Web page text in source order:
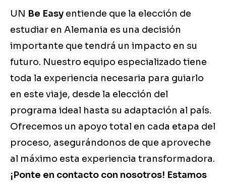
UN Be Easy entiende que la elección de
estudiar en Alemania es una decisión
importante que tendrá un impacto en su
futuro. Nuestro equipo especializado tiene
toda la experiencia necesaria para guiarlo
en este viaje, desde la elección del
programa ideal hasta su adaptación al país.
Ofrecemos un apoyo total en cada etapa del
proceso, asegurándonos de que aproveche
al máximo esta experiencia transformadora.
¡Ponte en contacto con nosotros! Estamos